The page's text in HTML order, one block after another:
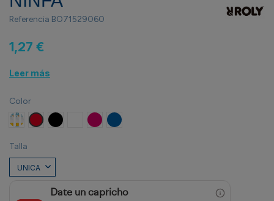
Referencia BO71529060
1,27 €
Leer más
Color
AmarilloRojo Negro Blanco ROSETONROYAL
Talla
Date un capricho